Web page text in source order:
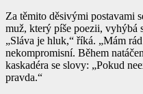
Za těmito děsivými postavami
muž, který píše poezii, vyhýbá
„Sláva je hluk,“ říká. „Mám
nekompromisní. Během
kaskadéra se slovy: „Pokud
pravda.“